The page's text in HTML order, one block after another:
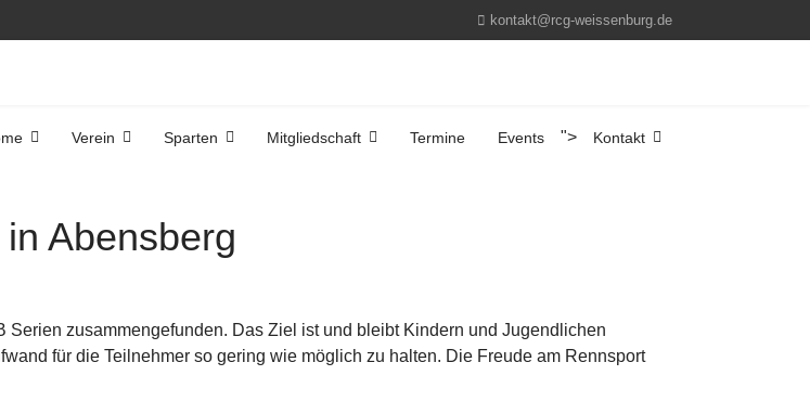
kontakt@rcg-weissenburg.de
Verein Sparten Mitgliedschaft Termine Events "> Kontakt
Abensberg
Serien zusammengefunden. Das Ziel ist und bleibt Kindern und Jugendlichen
für die Teilnehmer so gering wie möglich zu halten. Die Freude am Rennsport